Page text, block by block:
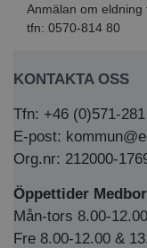
Anmälan om eldning
tfn: 0570-814 80
KONTAKTA OSS
Tfn: +46 (0)571-
E-post:
Org.nr: 212000-
Öppettider
Mån-tors 8.00-
Fre 8.00-12.00 &